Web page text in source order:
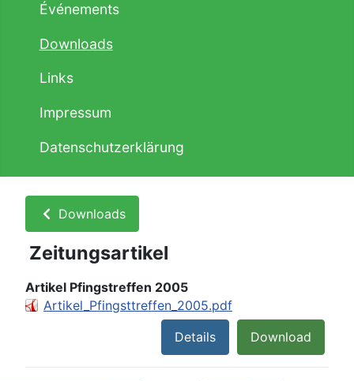
Événements
Downloads
Links
Impressum
Datenschutzerklärung
Downloads
Zeitungsartikel
Artikel Pfingstreffen 2005
Artikel_Pfingsttreffen_2005.pdf
Download
Details